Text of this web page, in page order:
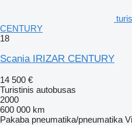
CENTURY
18
Scania IRIZAR CENTURY
14 500 €
Turistinis autobusas
2000
600 000 km
Pakaba pneumatika/pneumatika